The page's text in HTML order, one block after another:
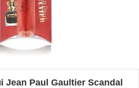
Jean Paul Gaultier Scandal